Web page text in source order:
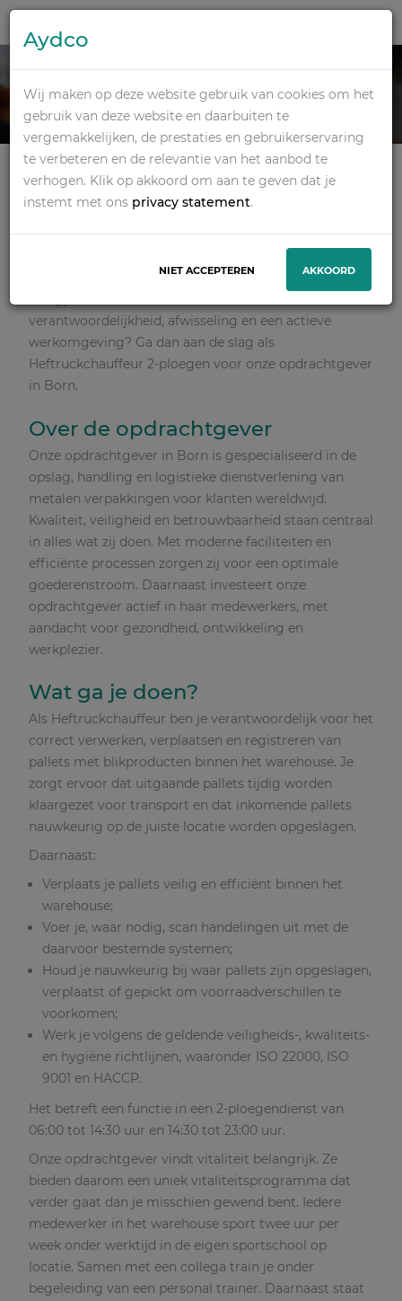
HEFTRUCKCHAUFFEU
R 2-PLOEGEN IN
BORN
Vmbo, Havo, Vwo, Mbo
2-ploegendienst
Magazijn / Logistiek
Born € 15,59 - € 17,15 Per uur
verantwoordelijkheid, afwisseling en een actieve
werkomgeving? Ga dan aan de slag als
Heftruckchauffeur 2-ploegen voor onze opdrachtgever
in Born.
Over de opdrachtgever
Onze opdrachtgever in Born is gespecialiseerd in de
opslag, handling en logistieke dienstverlening van
metalen verpakkingen voor klanten wereldwijd.
Kwaliteit, veiligheid en betrouwbaarheid staan centraal
in alles wat zij doen. Met moderne faciliteiten en
efficiënte processen zorgen zij voor een optimale
goederenstroom. Daarnaast investeert onze
opdrachtgever actief in haar medewerkers, met
aandacht voor gezondheid, ontwikkeling en
werkplezier.
Wat ga je doen?
Als Heftruckchauffeur ben je verantwoordelijk voor het
correct verwerken, verplaatsen en registreren van
pallets met blikproducten binnen het warehouse. Je
zorgt ervoor dat uitgaande pallets tijdig worden
klaargezet voor transport en dat inkomende pallets
nauwkeurig op de juiste locatie worden opgeslagen.
Daarnaast:
Verplaats je pallets veilig en efficiënt binnen het
warehouse;
Voer je, waar nodig, scan handelingen uit met de
daarvoor bestemde systemen;
Houd je nauwkeurig bij waar pallets zijn opgeslagen,
verplaatst of gepickt om voorraadverschillen te
voorkomen;
Werk je volgens de geldende veiligheids-, kwaliteits-
en hygiëne richtlijnen, waaronder ISO 22000, ISO
9001 en HACCP.
Het betreft een functie in een 2-ploegendienst van
06:00 tot 14:30 uur en 14:30 tot 23:00 uur.
Onze opdrachtgever vindt vitaliteit belangrijk. Ze
bieden daarom een uniek vitaliteitsprogramma dat
verder gaat dan je misschien gewend bent. Iedere
medewerker in het warehouse sport twee uur per
week onder werktijd in de eigen sportschool op
locatie. Samen met een collega train je onder
begeleiding van een personal trainer. Daarnaast staat
Aydco
Wij maken op deze website gebruik van cookies om het
gebruik van deze website en daarbuiten te
vergemakkelijken, de prestaties en gebruikerservaring
te verbeteren en de relevantie van het aanbod te
verhogen. Klik op akkoord om aan te geven dat je
instemt met ons privacy statement.
NIET ACCEPTEREN AKKOORD